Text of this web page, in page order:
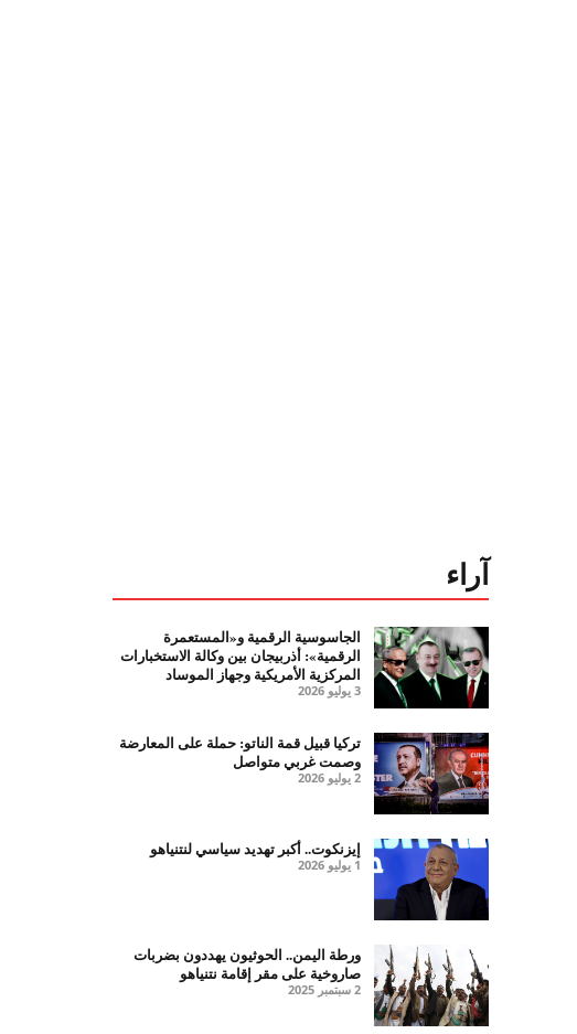
آراء
الجاسوسية الرقمية و«المستعمرة
الرقمية»: أذربيجان بين وكالة الاستخبارات
المركزية الأمريكية وجهاز الموساد
3 يوليو 2026
تركيا قبيل قمة الناتو: حملة على المعارضة
وصمت غربي متواصل
2 يوليو 2026
إيزنكوت.. أكبر تهديد سياسي لنتنياهو
1 يوليو 2026
ورطة اليمن.. الحوثيون يهددون بضربات
صاروخية على مقر إقامة نتنياهو
2 سبتمبر 2025